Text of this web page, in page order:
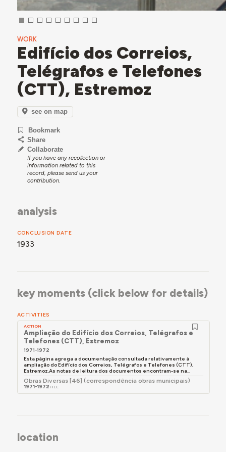
WORK
Edifício dos Correios,
Telégrafos e Telefones
(CTT), Estremoz
see on map
Bookmark
Share
Collaborate
If you have any recollection or
information related to this
record, please send us your
contribution.
analysis
CONCLUSION DATE
1933
key moments (click below for details)
ACTIVITIES
ACTION
Ampliação do Edifício dos Correios, Telégrafos e
Telefones (CTT), Estremoz
1971-1972
Esta página agrega a documentação consultada relativamente à
ampliação do Edifício dos Correios, Telégrafos e Telefones (CTT),
Estremoz.As notas de leitura dos documentos encontram-se na...
Obras Diversas [46] (correspondência obras municipais)
1971-1972 FILE
location